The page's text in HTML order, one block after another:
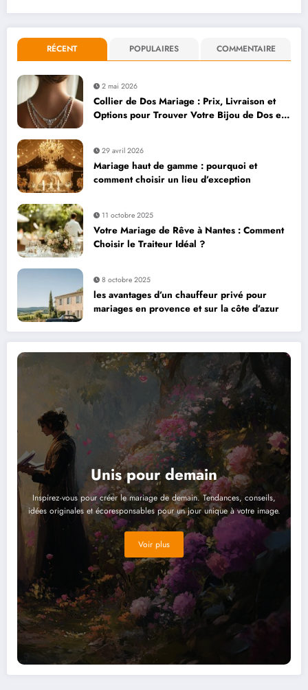
RÉCENT POPULAIRES COMMENTAIRE
2 mai 2026
Collier de Dos Mariage : Prix, Livraison et
Options pour Trouver Votre Bijou de Dos en
29 avril 2026
Mariage haut de gamme : pourquoi et
comment choisir un lieu d’exception
11 octobre 2025
Votre Mariage de Rêve à Nantes : Comment
Choisir le Traiteur Idéal ?
8 octobre 2025
les avantages d’un chauffeur privé pour
mariages en provence et sur la côte d’azur
Unis pour demain
Inspirez-vous pour créer le mariage de demain. Tendances, conseils,
idées originales et écoresponsables pour un jour unique à votre image.
Voir plus